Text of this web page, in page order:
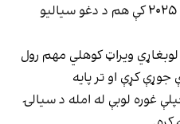
اتلولي ګټي. دغې لوبډلې تېر کال، ۲۰۲۵ کې هم د دغو سیالیو
لوبغاړي ویراټ کوهلي مهم رول
چټکې منډې جوړې کړې او تر پایه
غوره لوبې له امله د سیالۍ